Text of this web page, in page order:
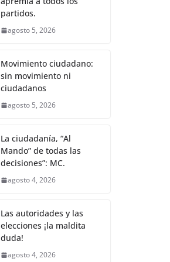
A
p
n
g
a
partidos.
agosto 5, 2026
Movimiento ciudadano:
sin movimiento ni
ciudadanos
agosto 5, 2026
La ciudadanía, “Al
Mando” de todas las
decisiones”: MC.
agosto 4, 2026
Las autoridades y las
elecciones ¡la maldita
duda!
agosto 4, 2026